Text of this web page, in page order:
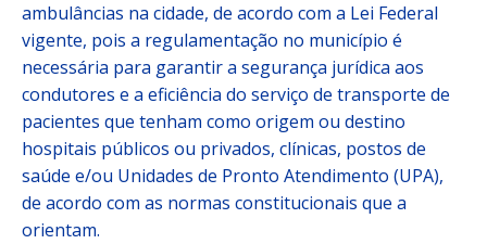
ambulâncias na cidade, de acordo com a Lei Federal
vigente, pois a regulamentação no município é
necessária para garantir a segurança jurídica aos
condutores e a eficiência do serviço de transporte de
pacientes que tenham como origem ou destino
hospitais públicos ou privados, clínicas, postos de
saúde e/ou Unidades de Pronto Atendimento (UPA),
de acordo com as normas constitucionais que a
orientam.